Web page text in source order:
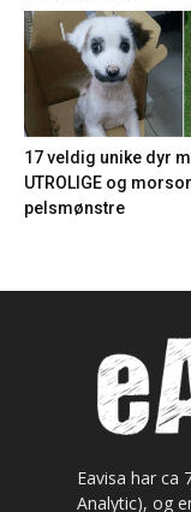
17 veldig unike dyr
UTROLIGE og
pelsmønstre
Eavisa har ca
Analytic), og